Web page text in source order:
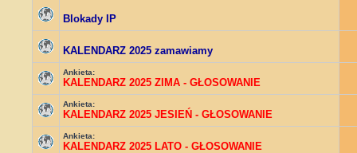
Blokady IP
KALENDARZ 2025 zamawiamy
Ankieta:
KALENDARZ 2025 ZIMA - GŁOSOWANIE
Ankieta:
KALENDARZ 2025 JESIEŃ - GŁOSOWANIE
Ankieta:
KALENDARZ 2025 LATO - GŁOSOWANIE